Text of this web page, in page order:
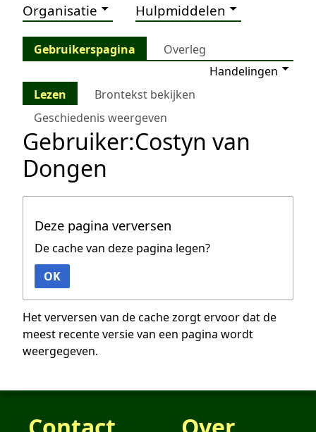
Organisatie Hulpmiddelen
Gebruikerspagina
Overleg
Handelingen
Lezen
Brontekst bekijken
Geschiedenis weergeven
Gebruiker:Costyn van
Dongen
Deze pagina verversen
De cache van deze pagina legen?
OK
Het verversen van de cache zorgt ervoor dat de
meest recente versie van een pagina wordt
weergegeven.